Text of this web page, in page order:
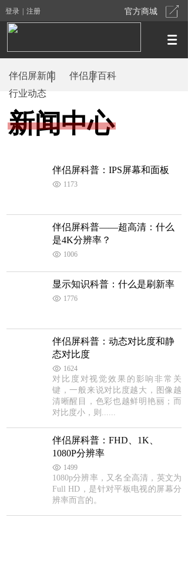
伴侣屏新闻
伴侣屏百科
行业动态
新闻中心
伴侣屏科普：IPS屏幕和面板
1173
伴侣屏科普——超高清：什么
是4K分辨率？
1006
显示知识科普：什么是刷新率
1776
伴侣屏科普：动态对比度和静
态对比度
1624
对比度对视觉效果的影响非常关
键，一般来说对比度越大，图像越
清晰醒目，色彩也越鲜明艳丽；而
对比度小，则......
伴侣屏科普：FHD、1K、
1080P分辨率
1499
1080p分辨率，又名全高清，英文为
Full HD，是针对平板电视的屏幕分
辨率而言的。
登录 注册 官方商城